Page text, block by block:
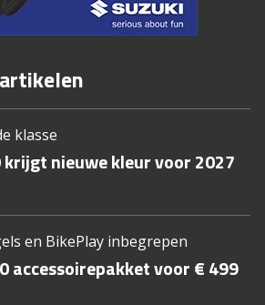
klasse
krijgt nieuwe kleur voor 2027
en BikePlay inbegrepen
accessoirepakket voor € 499